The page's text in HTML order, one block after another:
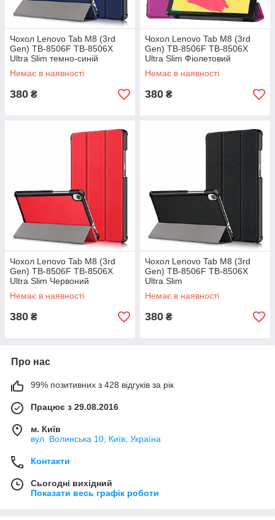
Чохол Lenovo Tab M8 (3rd
Gen) TB-8506F TB-8506X
Ultra Slim темно-синій
Немає в наявності
380 ₴
Чохол Lenovo Tab M8 (3rd
Gen) TB-8506F TB-8506X
Ultra Slim Фіолетовий
Немає в наявності
380 ₴
Чохол Lenovo Tab M8 (3rd
Gen) TB-8506F TB-8506X
Ultra Slim Червоний
Немає в наявності
380 ₴
Чохол Lenovo Tab M8 (3rd
Gen) TB-8506F TB-8506X
Ultra Slim
Немає в наявності
380 ₴
Про нас
99% позитивних з 428 відгуків за рік
Працює з 29.08.2016
м. Київ
вул. Волинська 10, Київ, Україна
Контакти
Сьогодні вихідний
Показати весь графік роботи